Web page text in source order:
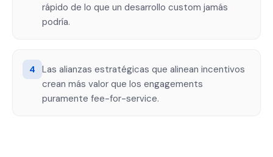
rápido de lo que un desarrollo custom jamás
podría.
4
Las alianzas estratégicas que alinean incentivos
crean más valor que los engagements
puramente fee-for-service.